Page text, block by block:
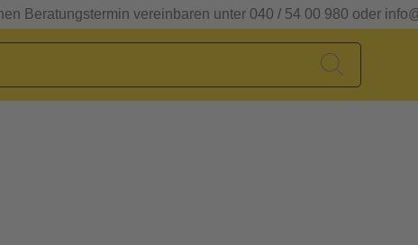
Beratungstermin vereinbaren unter 040 / 54 00 980 oder